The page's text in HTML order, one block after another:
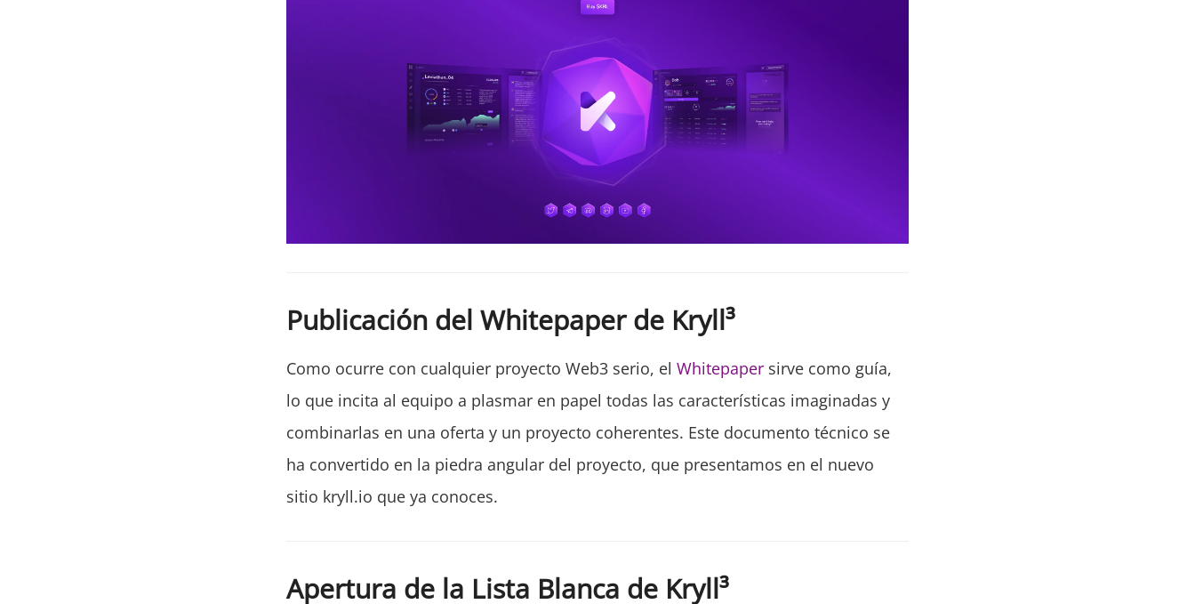
Publicación del Whitepaper de Kryll³
Como ocurre con cualquier proyecto Web3 serio, el Whitepaper sirve como guía,
lo que incita al equipo a plasmar en papel todas las características imaginadas y
combinarlas en una oferta y un proyecto coherentes. Este documento técnico se
ha convertido en la piedra angular del proyecto, que presentamos en el nuevo
sitio kryll.io que ya conoces.
Apertura de la Lista Blanca de Kryll³